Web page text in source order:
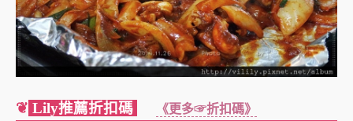
❦ Lily推薦折扣碼 《更多☞折扣碼》